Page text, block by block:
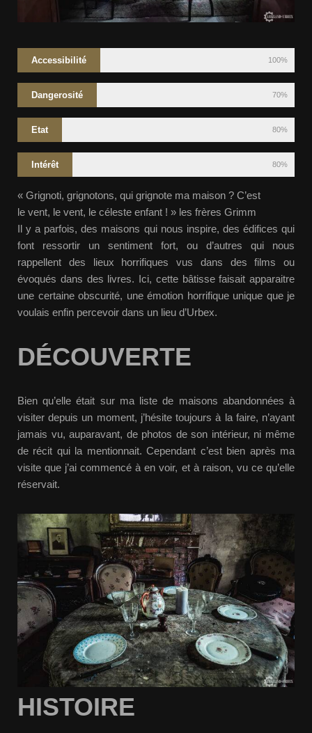
Accessibilité 100%
Dangerosité 70%
Etat 80%
Intérêt 80%
« Grignoti, grignotons, qui grignote ma maison ? C’est
le vent, le vent, le céleste enfant ! » les frères Grimm
Il y a parfois, des maisons qui nous inspire, des édifices qui
font ressortir un sentiment fort, ou d’autres qui nous
rappellent des lieux horrifiques vus dans des films ou
évoqués dans des livres. Ici, cette bâtisse faisait apparaitre
une certaine obscurité, une émotion horrifique unique que je
voulais enfin percevoir dans un lieu d’Urbex.
DÉCOUVERTE
Bien qu’elle était sur ma liste de maisons abandonnées à
visiter depuis un moment, j’hésite toujours à la faire, n’ayant
jamais vu, auparavant, de photos de son intérieur, ni même
de récit qui la mentionnait. Cependant c’est bien après ma
visite que j’ai commencé à en voir, et à raison, vu ce qu’elle
réservait.
HISTOIRE